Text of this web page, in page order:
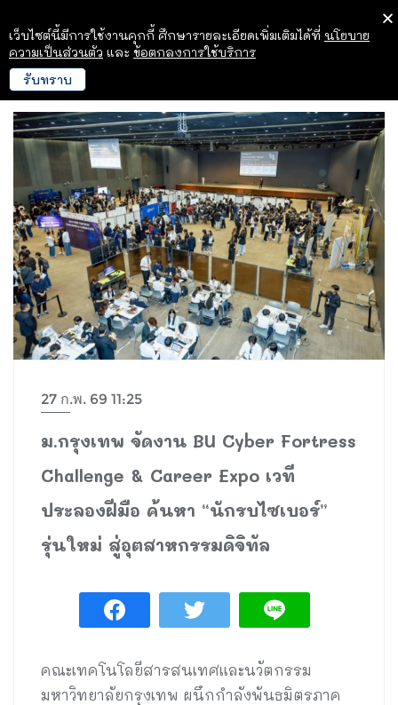
27 ก.พ. 69 11:25
ม.กรุงเทพ จัดงาน BU Cyber Fortress
Challenge & Career Expo เวที
ประลองฝีมือ ค้นหา “นักรบไซเบอร์”
รุ่นใหม่ สู่อุตสาหกรรมดิจิทัล
คณะเทคโนโลยีสารสนเทศและนวัตกรรม
มหาวิทยาลัยกรุงเทพ ผนึกกำลังพันธมิตรภาค
เว็บไซต์นี้มีการใช้งานคุกกี้ ศึกษารายละเอียดเพิ่มเติมได้ที่ นโยบาย
ความเป็นส่วนตัว และ ข้อตกลงการใช้บริการ
รับทราบ